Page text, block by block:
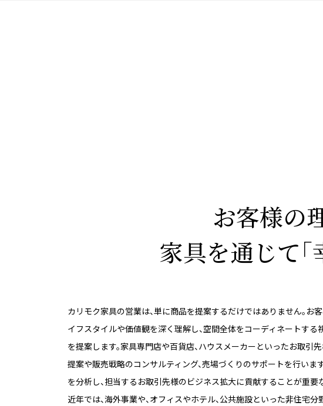
お客様の
家具を通じて「
カリモク家具の営業は、単に商品を提案するだけではありません。お
イフスタイルや価値観を深く理解し、空間全体をコーディネートする
を提案します。家具専門店や百貨店、ハウスメーカーといったお取引
提案や販売戦略のコンサルティング、売場づくりのサポートを行いま
を分析し、担当するお取引先様のビジネス拡大に貢献することが重要
近年では、海外事業や、オフィスやホテル、公共施設といった非住宅